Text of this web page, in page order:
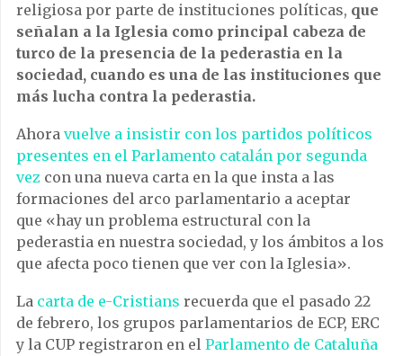
religiosa por parte de instituciones políticas, que
señalan a la Iglesia como principal cabeza de
turco de la presencia de la pederastia en la
sociedad, cuando es una de las instituciones que
más lucha contra la pederastia.
Ahora vuelve a insistir con los partidos políticos
presentes en el Parlamento catalán por segunda
vez con una nueva carta en la que insta a las
formaciones del arco parlamentario a aceptar
que «hay un problema estructural con la
pederastia en nuestra sociedad, y los ámbitos a los
que afecta poco tienen que ver con la Iglesia».
La carta de e-Cristians recuerda que el pasado 22
de febrero, los grupos parlamentarios de ECP, ERC
y la CUP registraron en el Parlamento de Cataluña